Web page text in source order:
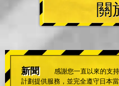
關
新聞
感謝您一直以來的支
計劃提供服務，並完全遵守日本